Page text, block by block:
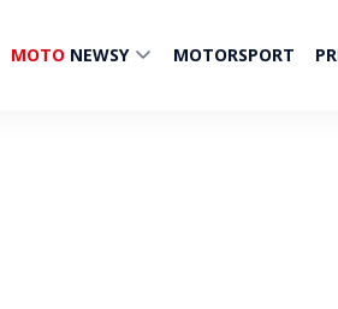
MOTO NEWSY MOTORSPORT